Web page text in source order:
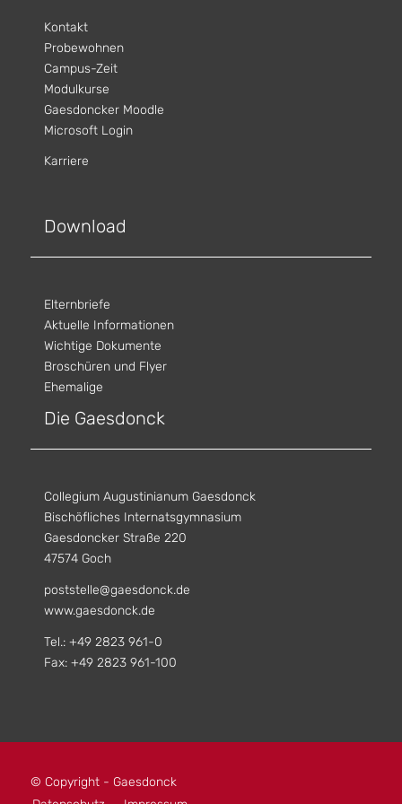
Kontakt
Probewohnen
Campus-Zeit
Modulkurse
Gaesdoncker Moodle
Microsoft Login
Karriere
Download
Elternbriefe
Aktuelle Informationen
Wichtige Dokumente
Broschüren und Flyer
Ehemalige
Die Gaesdonck
Collegium Augustinianum Gaesdonck
Bischöfliches Internatsgymnasium
Gaesdoncker Straße 220
47574 Goch
poststelle@gaesdonck.de
www.gaesdonck.de
Tel.: +49 2823 961-0
Fax: +49 2823 961-100
© Copyright - Gaesdonck